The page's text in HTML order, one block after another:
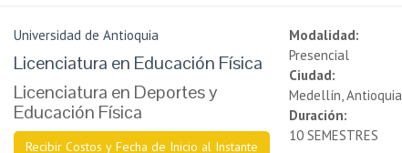
Universidad de Antioquia
Licenciatura en Educación Física
Licenciatura en Deportes y
Educación Física
Recibir Costos y Fecha de Inicio al Instante
Modalidad:
Presencial
Ciudad:
Medellín, Antioquia
Duración:
10 SEMESTRES